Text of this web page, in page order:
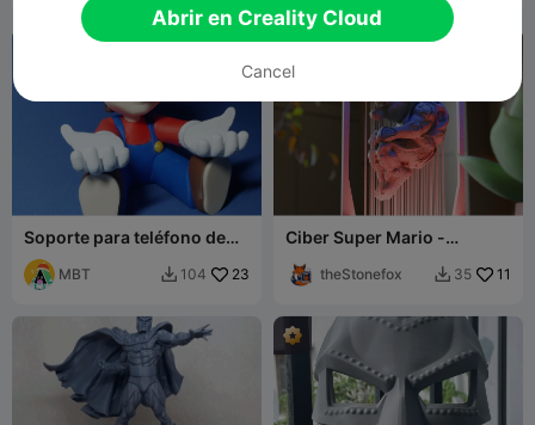
Soporte para teléfono de
Super Mario / soporte para
teléfono - multicolor - sin
CFS
MBT  104 23
Ciber Super Mario -
theStonefox  35 11
Abrir en Creality Cloud
Cancel